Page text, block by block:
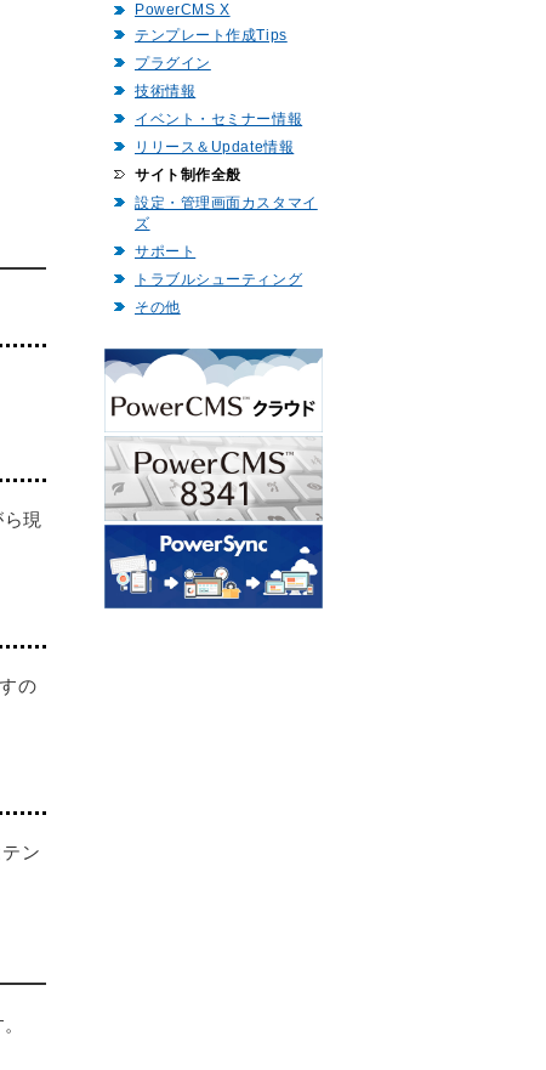
現
の
ン
PowerCMS X
テンプレート作成Tips
プラグイン
技術情報
イベント・セミナー情報
リリース＆Update情報
サイト制作全般
設定・管理画面カスタマイ
ズ
サポート
トラブルシューティング
その他